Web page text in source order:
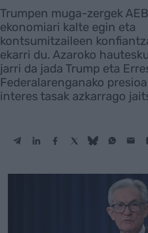
Trumpen muga-zergek
ekonomiari kalte egin eta
kontsumitzaileen
ekarri du. Azaroko
jarri da jada Trump eta
Federalarenganako
interes tasak azkarrago